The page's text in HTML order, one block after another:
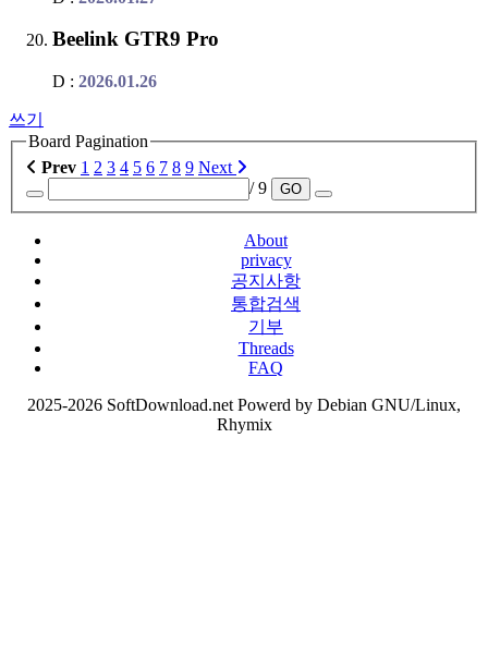
Beelink GTR9 Pro
D : 2026.01.26
쓰기
Board Pagination
Prev 1 2 3 4 5 6 7 8 9 Next
/ 9
GO
About
privacy
공지사항
통합검색
기부
Threads
FAQ
2025-2026 SoftDownload.net Powerd by Debian GNU/Linux,
Rhymix